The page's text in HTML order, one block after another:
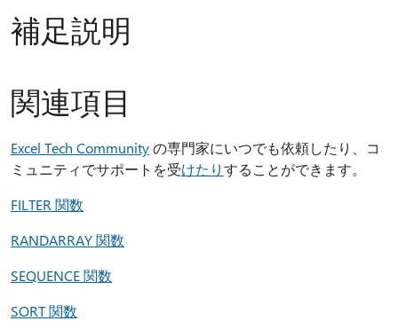
補足説明
関連項目
Excel Tech Communityの専門家にいつでも依頼したり、コ
ミュニティでサポートを受けたりすることができます。
FILTER 関数
RANDARRAY 関数
SEQUENCE 関数
SORT 関数